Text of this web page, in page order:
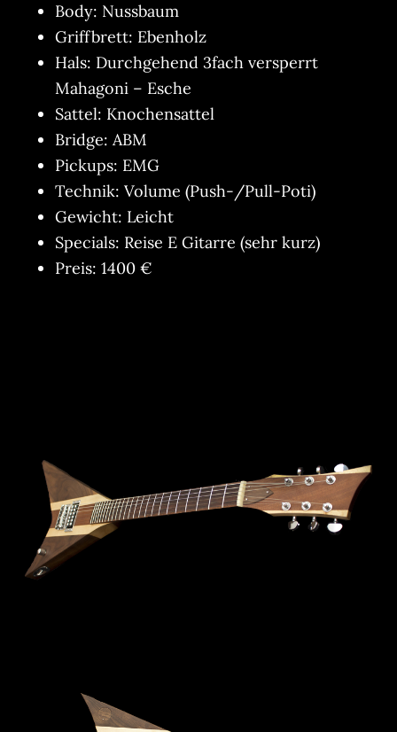
Body: Nussbaum
Griffbrett: Ebenholz
Hals: Durchgehend 3fach versperrt
Mahagoni – Esche
Sattel: Knochensattel
Bridge: ABM
Pickups: EMG
Technik: Volume (Push-/Pull-Poti)
Gewicht: Leicht
Specials: Reise E Gitarre (sehr kurz)
Preis: 1400 €